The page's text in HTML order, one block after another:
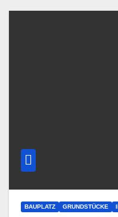
BAUPLATZ GRUNDSTÜCKE